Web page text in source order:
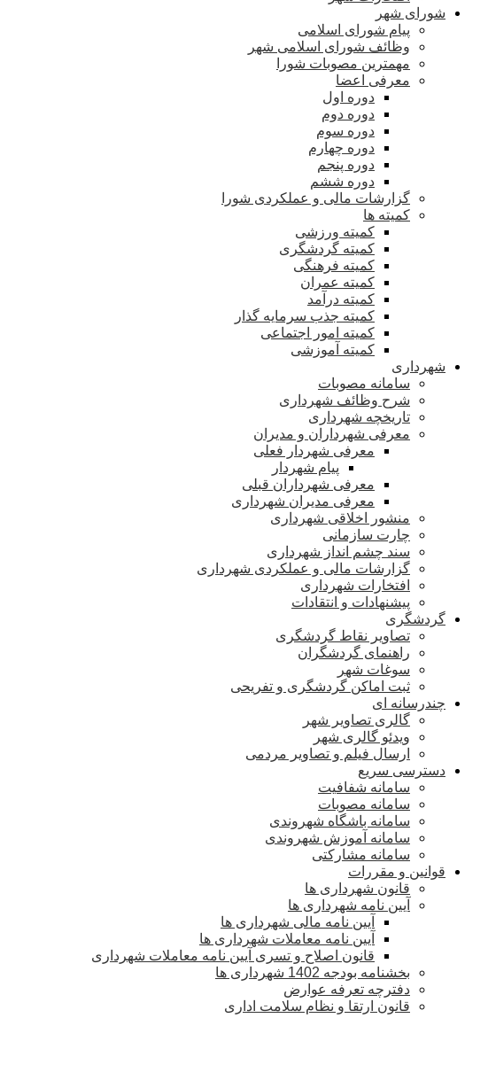
شورای شهر
پیام شورای اسلامی
وظائف شورای اسلامی شهر
مهمترین مصوبات شورا
معرفی اعضا
دوره اول
دوره دوم
دوره سوم
دوره چهارم
دوره پنجم
دوره ششم
گزارشات مالی و عملکردی شورا
کمیته ها
کمیته ورزشی
کمیته گردشگری
کمیته فرهنگی
کمیته عمران
کمیته درآمد
کمیته جذب سرمایه گذار
کمیته امور اجتماعی
کمیته آموزشی
شهرداری
سامانه مصوبات
شرح وظائف شهرداری
تاریخچه شهرداری
معرفی شهرداران و مدیران
معرفی شهردار فعلی
پیام شهردار
معرفی شهرداران قبلی
معرفی مدیران شهرداری
منشور اخلاقی شهرداری
چارت سازمانی
سند چشم انداز شهرداری
گزارشات مالی و عملکردی شهرداری
افتخارات شهرداری
پیشنهادات و انتقادات
گردشگری
تصاویر نقاط گردشگری
راهنمای گردشگران
سوغات شهر
ثبت اماکن گردشگری و تفریحی
چندرسانه ای
گالری تصاویر شهر
ویدئو گالری شهر
ارسال فیلم و تصاویر مردمی
دسترسی سریع
سامانه شفافیت
سامانه مصوبات
سامانه باشگاه شهروندی
سامانه آموزش شهروندی
سامانه مشارکتی
قوانین و مقررات
قانون شهرداری ها
آیین نامه شهرداری ها
آیین نامه مالی شهرداری ها
آیین نامه معاملات شهرداری ها
قانون اصلاح و تسری آیین نامه معاملات شهرداری
بخشنامه بودجه 1402 شهرداری ها
دفترچه تعرفه عوارض
قانون ارتقا و نظام سلامت اداری